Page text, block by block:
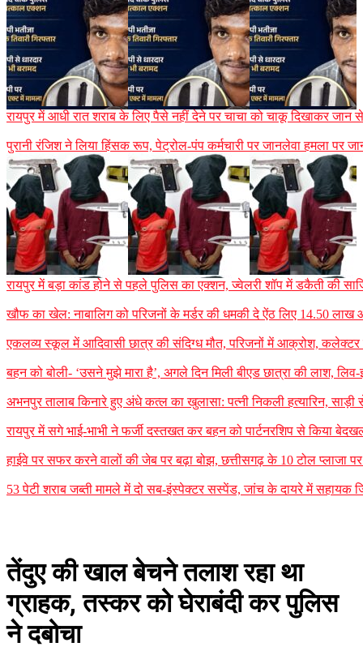
रायपुर में आधी रात शराब के लिए पैसे नहीं देने पर चाचा को चाकू दिखाकर जान से
पुरानी रंजिश ने लिया हिंसक रूप, पेट्रोल-पंप कर्मचारी पर जानलेवा हमला पर
रायपुर में बड़ा कांड होने से पहले पुलिस का एक्शन, ज्वेलरी शॉप में डकैती की
खौफ का खेल: नाबालिग को परिजनों के मर्डर की धमकी दे ऐंठ लिए 14.50 लाख
एकलव्य स्कूल में आदिवासी छात्र की संदिग्ध मौत, परिजनों में आक्रोश, कलेक्टर ने
बहन को बोली- ‘उसने मुझे मारा है’, अगले दिन मिली बीएड छात्रा की लाश,
अभनपुर तालाब किनारे हुए अंधे कत्ल का खुलासा: पत्नी निकली हत्यारिन, साड़ी
रायपुर में सगे भाई-भाभी ने फर्जी दस्तखत कर बहन को पार्टनरशिप से किया
हाईवे पर सफर करने वालों की जेब पर बढ़ा बोझ, छत्तीसगढ़ के 10 टोल प्लाजा
53 पेटी शराब जब्ती मामले में दो सब-इंस्पेक्टर सस्पेंड, जांच के दायरे में सहायक
तेंदुए की खाल बेचने तलाश रहा था
ग्राहक, तस्कर को घेराबंदी कर पुलिस
ने दबोचा